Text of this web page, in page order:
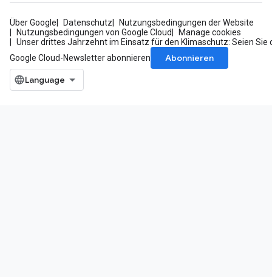
Über Google Datenschutz
Nutzungsbedingungen der Website
Nutzungsbedingungen von Google Cloud
Manage cookies
Unser drittes Jahrzehnt im Einsatz für den Klimaschutz: Seien Sie
Google Cloud-Newsletter abonnieren
Abonnieren